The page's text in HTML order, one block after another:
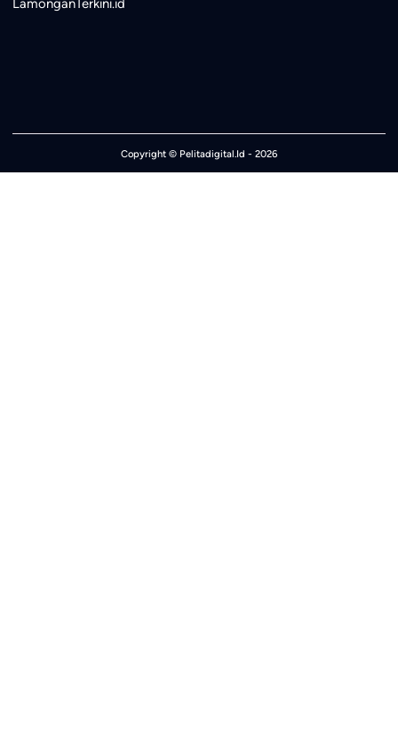
LamonganTerkini.id
Copyright © Pelitadigital.Id - 2026